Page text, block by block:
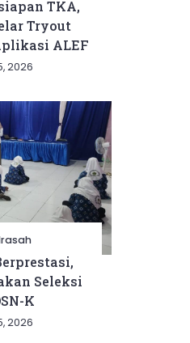
TKA,
Tryout
ALEF
2026
Seleksi
K
2026